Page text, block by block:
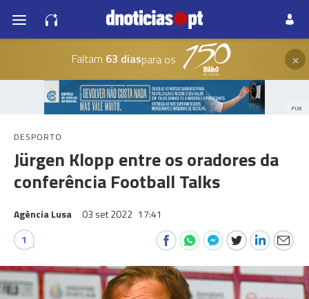
Faltam 63 diaspara os ×
PUB
DESPORTO
Jürgen Klopp entre os oradores da
conferência Football Talks
Agência Lusa 03 set 2022 17:41
1